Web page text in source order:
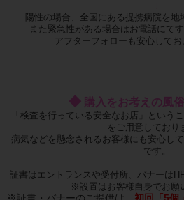
陽性の場合、全国にある提携病院を地
また緊急性がある場合はお電話にて
アフターフォローも安心して
◆ 購入をお考えの風
「検査を行っている安全なお店」という
をご用意しており
病気などを懸念されるお客様にも安心し
です。
証書はエントランスや受付所、バナーは
※設置はお客様自身でお願